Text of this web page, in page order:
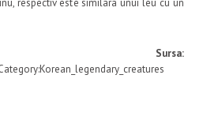
respectiv este similara unui leu cu un